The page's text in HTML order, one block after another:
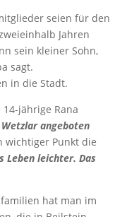
seien für den
Jahren
sein kleiner Sohn,
sagt.
in die Stadt.
jährige Rana
angeboten
Punkt die
Leben leichter. Das
hat man im